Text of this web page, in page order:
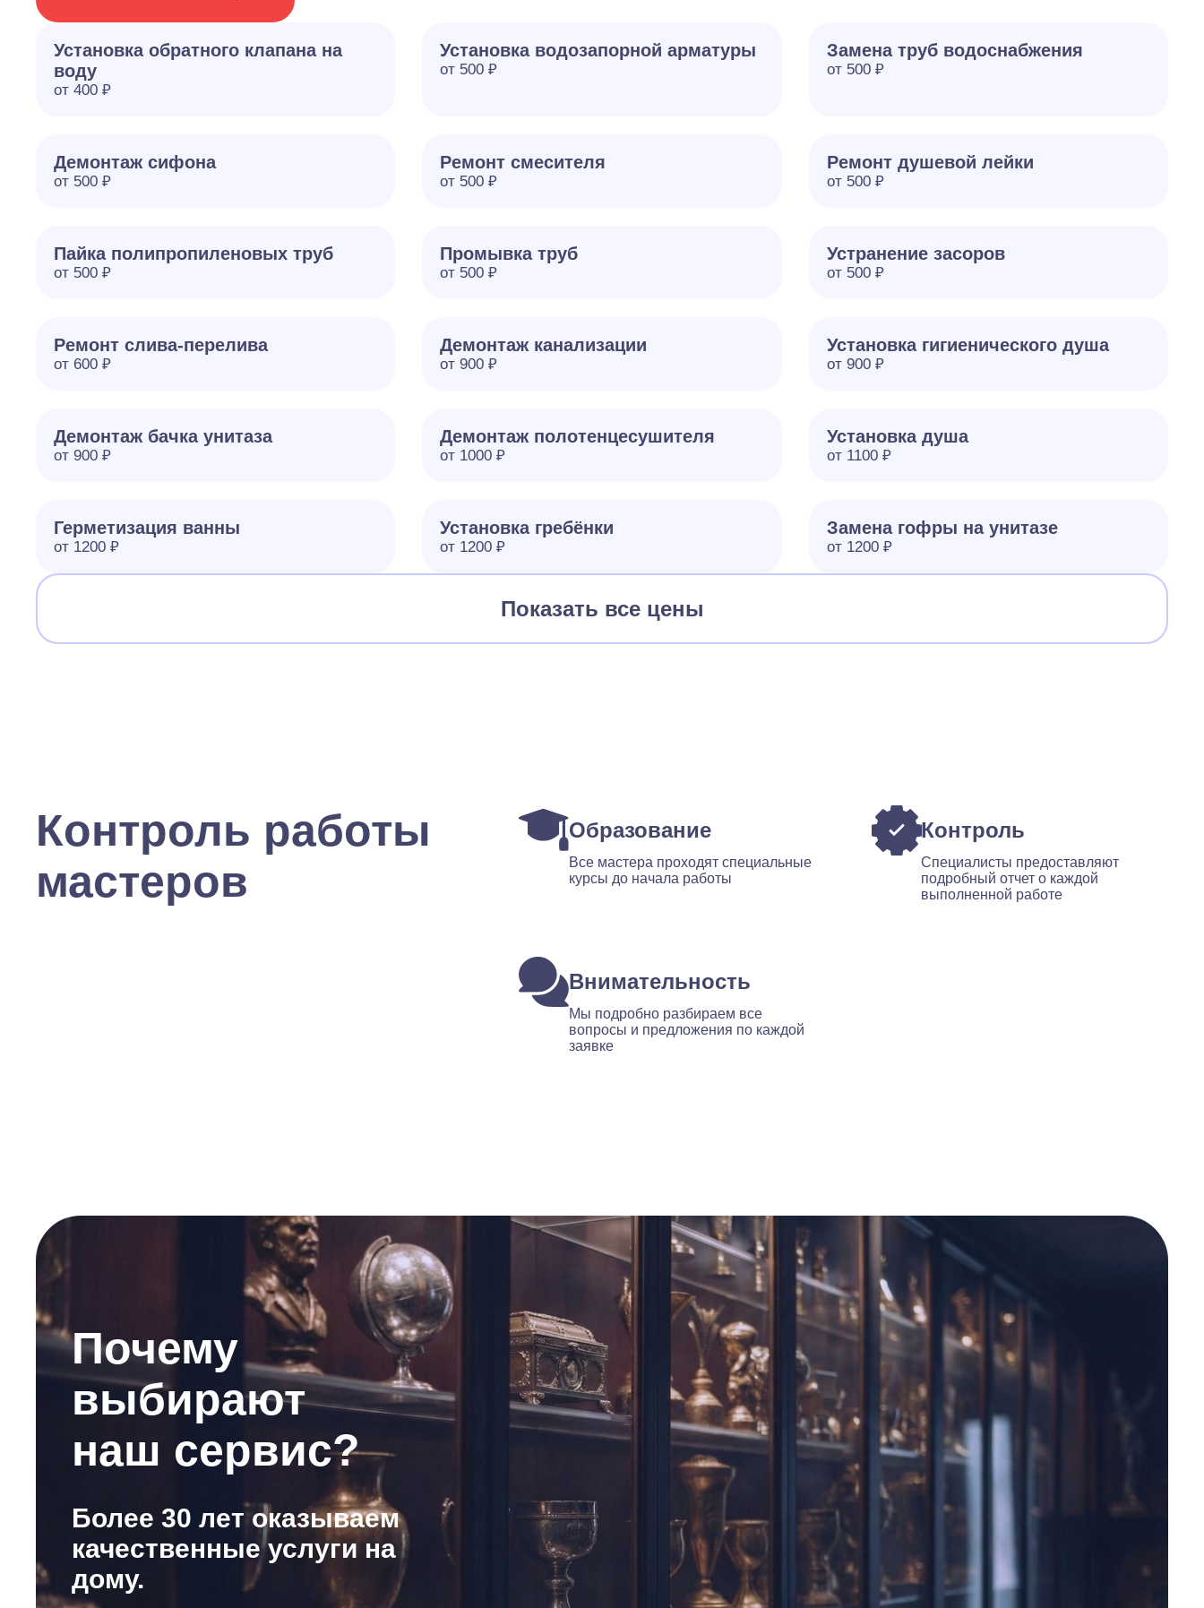
Установка обратного клапана на
воду
от 400 ₽
Установка водозапорной арматуры
от 500 ₽
Замена труб водоснабжения
от 500 ₽
Демонтаж сифона
от 500 ₽
Ремонт смесителя
от 500 ₽
Ремонт душевой лейки
от 500 ₽
Пайка полипропиленовых труб
от 500 ₽
Промывка труб
от 500 ₽
Устранение засоров
от 500 ₽
Ремонт слива-перелива
от 600 ₽
Демонтаж канализации
от 900 ₽
Установка гигиенического душа
от 900 ₽
Демонтаж бачка унитаза
от 900 ₽
Демонтаж полотенцесушителя
от 1000 ₽
Установка душа
от 1100 ₽
Герметизация ванны
от 1200 ₽
Установка гребёнки
от 1200 ₽
Замена гофры на унитазе
от 1200 ₽
Показать все цены
Контроль работы
мастеров
Образование
Все мастера проходят специальные
курсы до начала работы
Контроль
Специалисты предоставляют
подробный отчет о каждой
выполненной работе
Внимательность
Мы подробно разбираем все
вопросы и предложения по каждой
заявке
Почему
выбирают
наш сервис?
Более 30 лет оказываем
качественные услуги на
дому.